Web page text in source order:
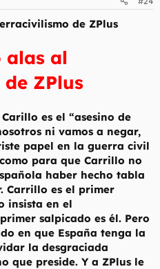
de ZPlus
alas al
ZPlus
es el “asesino de
ni vamos a negar,
papel en la guerra civil
para que Carrillo no
haber hecho tabla
Carrillo es el primer
insista en el
salpicado es él. Pero
en que España tenga la
la desgraciada
que preside. Y a ZPlus le